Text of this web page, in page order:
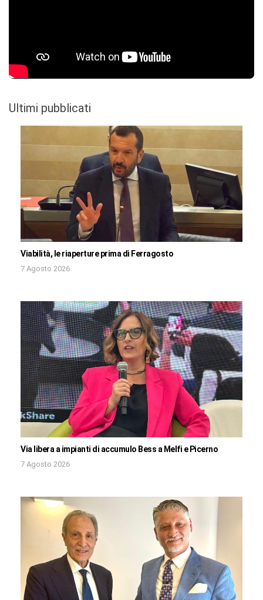
Ultimi pubblicati
Viabilità, le riaperture prima di Ferragosto
7 Agosto 2026
Via libera a impianti di accumulo Bess a Melfi e Picerno
7 Agosto 2026